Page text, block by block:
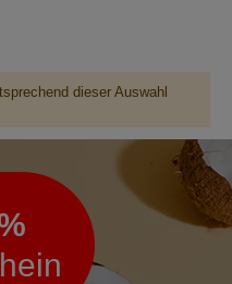
dieser Auswahl